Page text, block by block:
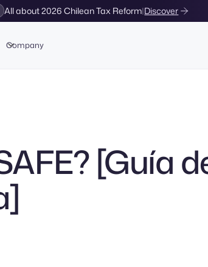
All about 2026 Chilean Tax Reform|Discover
Company
[Guía